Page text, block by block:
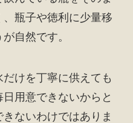
瓶子や徳利に少量移
自然です。
けを丁寧に供えても
用意できないからと
ないわけではありま